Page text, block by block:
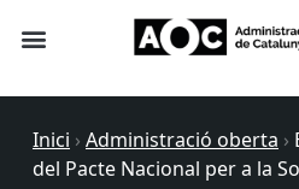
Inici › Administració oberta ›
del Pacte Nacional per a la